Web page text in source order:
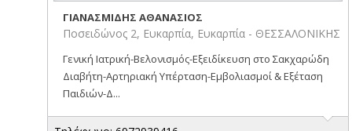
ΓΙΑΝΑΣΜΙΔΗΣ ΑΘΑΝΑΣΙΟΣ
Ποσειδώνος 2, Ευκαρπία, Ευκαρπία - ΘΕΣΣΑΛΟΝΙΚΗΣ
Γενική Ιατρική-Βελονισμός-Εξειδίκευση στο Σακχαρώδη
Διαβήτη-Αρτηριακή Υπέρταση-Εμβολιασμοί & Εξέταση
Παιδιών-Δ...